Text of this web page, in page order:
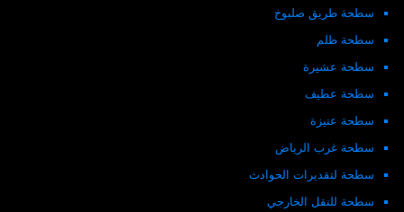
سطحة طريق صلبوخ
سطحة ظلم
سطحة عشيرة
سطحة عطيف
سطحة عنيزة
سطحة غرب الرياض
سطحة لتقديرات الحوادث
سطحة للنقل الخارجي